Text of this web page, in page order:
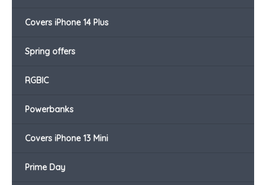
Covers iPhone 14 Plus
Spring offers
RGBIC
Powerbanks
Covers iPhone 13 Mini
Prime Day